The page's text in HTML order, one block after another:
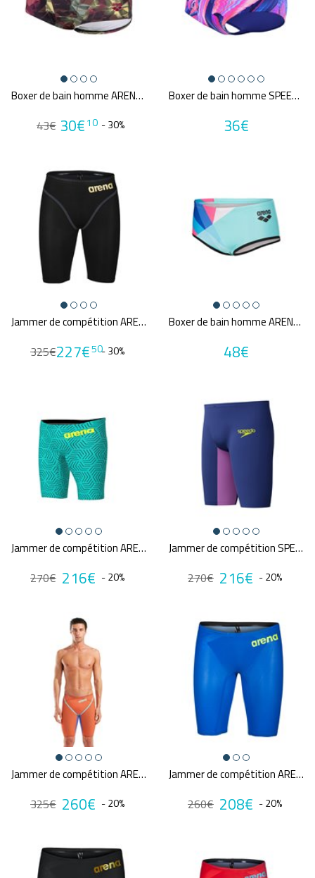
Boxer de bain homme ARENA MEN'S ARENA HERO CAMO LOW WAIST SWIM SHORT
43€ 30€10 - 30%
Boxer de bain homme SPEEDO PRINTED 13.5CM BRIEF BLU/PIN
36€
Jammer de compétition ARENA M PWSKIN CARBON CORE FX
325€227€50- 30%
Boxer de bain homme ARENA M ONE PLACEMENT LOW WAIST SHORT
48€
Jammer de compétition ARENA POWERSKIN CARBON AIR2 WATER MAZE
270€ 216€ - 20%
Jammer de compétition SPEEDO FS LZR PURE VALOR 2.0 NAV/PUR
270€ 216€ - 20%
Jammer de compétition ARENA POWERSKIN CARBON GLIDE DUBARRY FUTURE DUSK
325€ 260€ - 20%
Jammer de compétition ARENA CARBON AIR²
260€ 208€ - 20%